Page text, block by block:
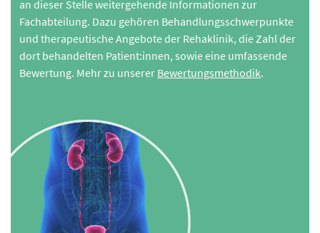
an dieser Stelle weitergehende Informationen zur
Fachabteilung. Dazu gehören Behandlungsschwerpunkte
und therapeutische Angebote der Rehaklinik, die Zahl der
dort behandelten Patient:innen, sowie eine umfassende
Bewertung. Mehr zu unserer Bewertungsmethodik.